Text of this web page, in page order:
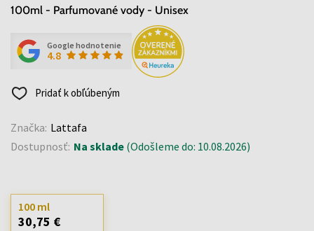
100ml - Parfumované vody - Unisex
Google hodnotenie
4.8
Pridať k obľúbeným
Značka: Lattafa
Dostupnosť: Na sklade (Odošleme do: 10.08.2026)
100 ml
30,75 €